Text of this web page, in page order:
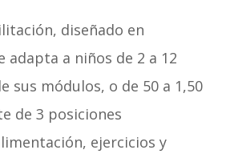
diseñado en
adapta a niños de 2 a 12
sus módulos, o de 50 a 1,50
de 3 posiciones
ejercicios y